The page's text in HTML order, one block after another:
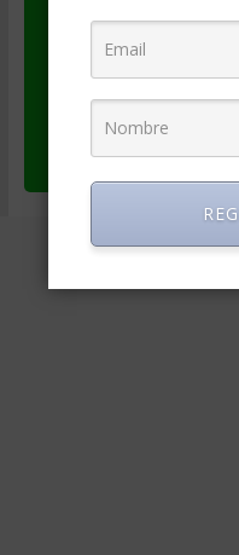
(https://
problema-es-la-
(https://
laprofesional)